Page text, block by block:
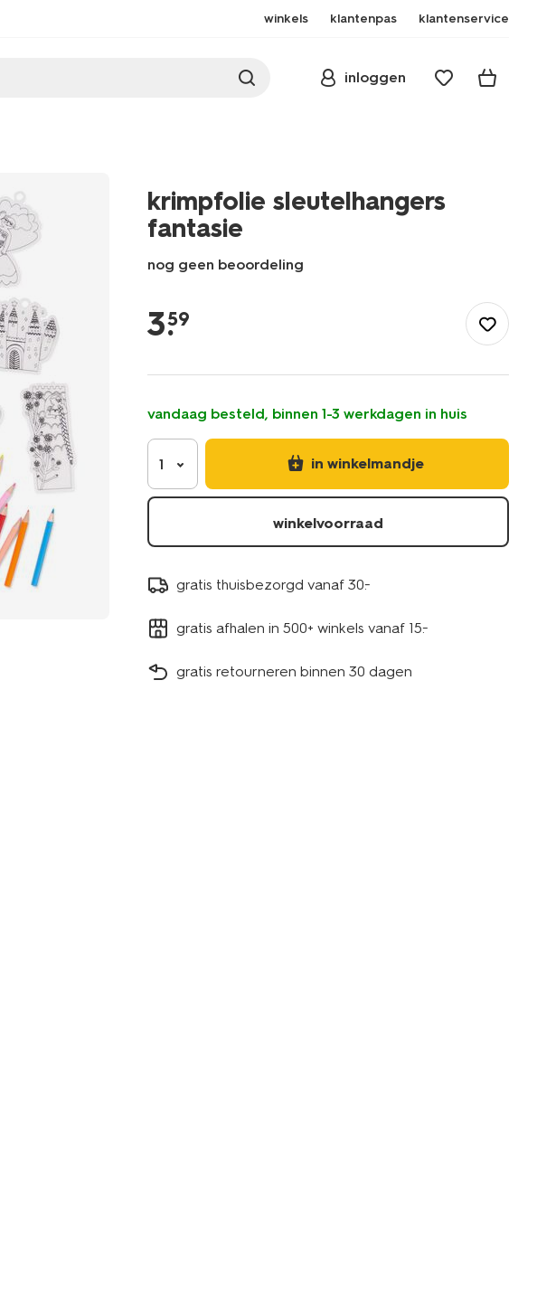
winkels klantenpas klantenservice
inloggen
krimpfolie sleutelhangers
fantasie
nog geen beoordeling
sleutelhangers-
3.
59
vandaag besteld, binnen 1-3 werkdagen in huis
1 in winkelmandje
winkelvoorraad
gratis thuisbezorgd vanaf 30.-
gratis afhalen in 500+ winkels vanaf 15.-
gratis retourneren binnen 30 dagen